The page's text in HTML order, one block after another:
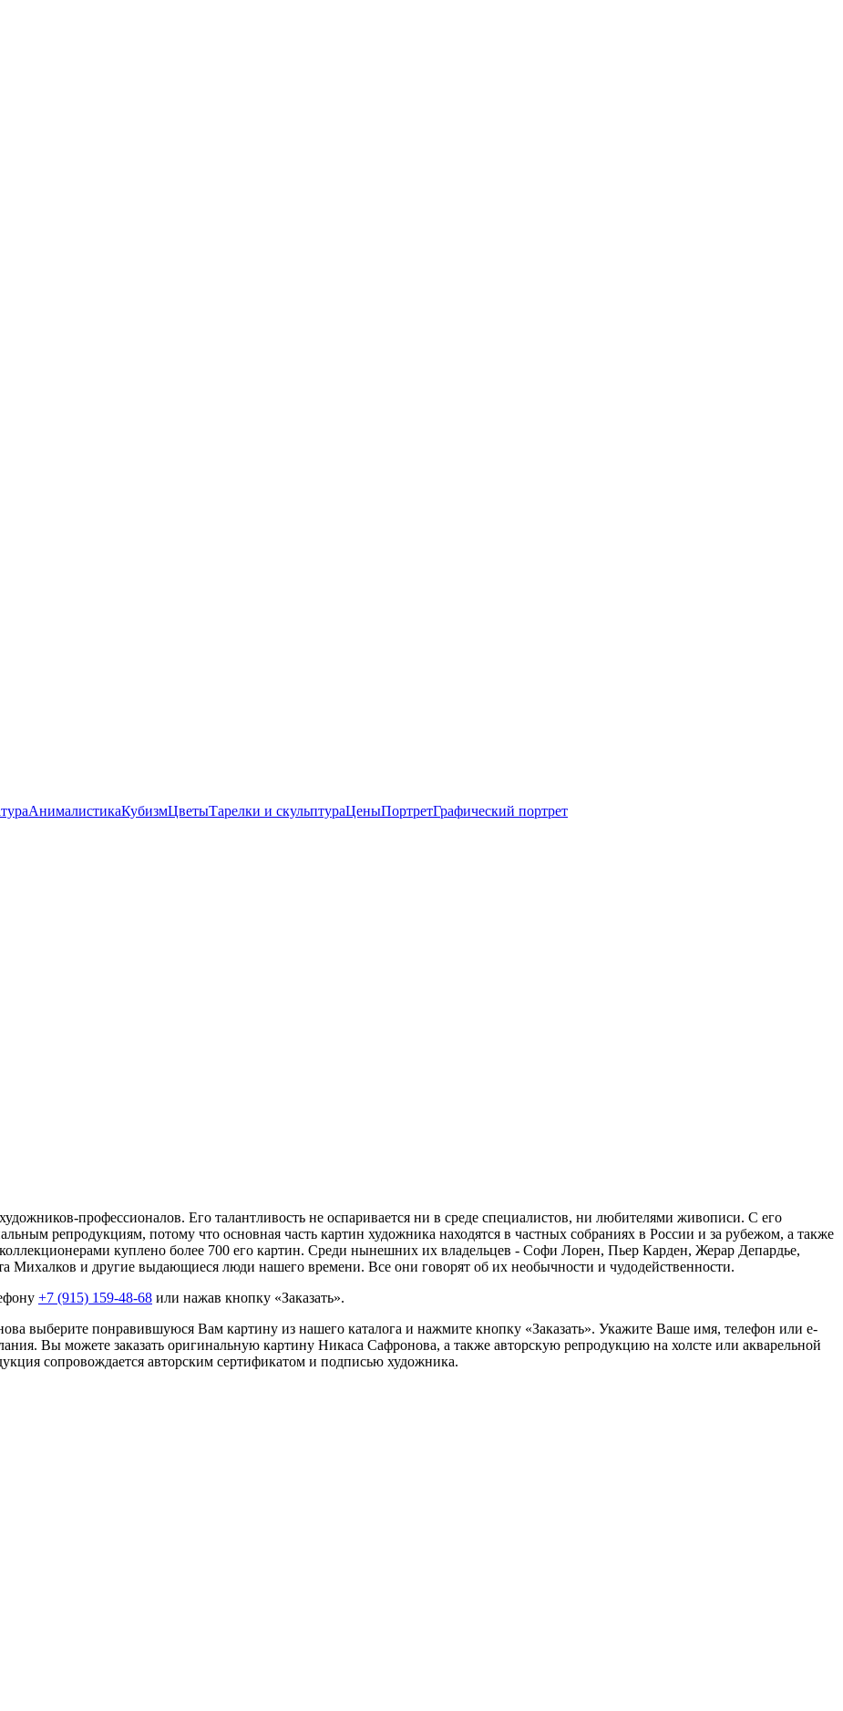
АнималистикаКубизмЦветыТарелки и скульптураЦеныПортретГрафический портрет
профессионалов. Его талантливость не оспаривается ни в среде специалистов, ни любителями живописи. С его
репродукциям, потому что основная часть картин художника находятся в частных собраниях в России и за рубежом, а также
куплено более 700 его картин. Среди нынешних их владельцев - Софи Лорен, Пьер Карден, Жерар Депардье,
Михалков и другие выдающиеся люди нашего времени. Все они говорят об их необычности и чудодейственности.
+7 (915) 159-48-68 или нажав кнопку «Заказать».
выберите понравившуюся Вам картину из нашего каталога и нажмите кнопку «Заказать». Укажите Ваше имя, телефон или e-
Вы можете заказать оригинальную картину Никаса Сафронова, а также авторскую репродукцию на холсте или акварельной
сопровождается авторским сертификатом и подписью художника.